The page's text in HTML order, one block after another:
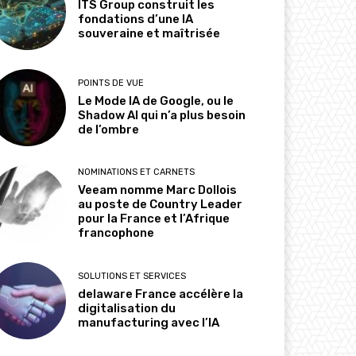
ITS Group construit les
fondations d’une IA
souveraine et maîtrisée
POINTS DE VUE
Le Mode IA de Google, ou le
Shadow AI qui n’a plus besoin
de l’ombre
NOMINATIONS ET CARNETS
Veeam nomme Marc Dollois
au poste de Country Leader
pour la France et l’Afrique
francophone
SOLUTIONS ET SERVICES
delaware France accélère la
digitalisation du
manufacturing avec l’IA